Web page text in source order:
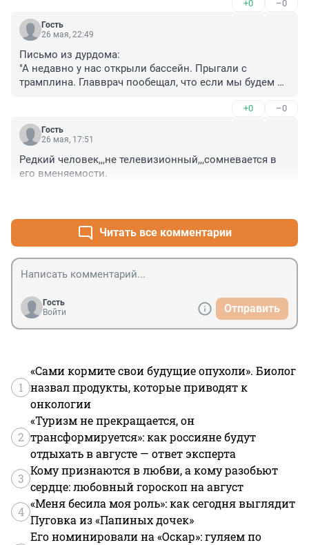
+0 –0
Гость
26 мая, 22:49
Письмо из дурдома:
"А недавно у нас открыли бассейн. Прыгали с
трамплина. Главврач пообещал, что если мы будем
+0 –0
Гость
26 мая, 17:51
Редкий человек,,,не телевизионный,,,сомневается в
его вменяемости.
Читать все комментарии
Гость
Войти
Отправить
1
«Сами кормите свои будущие опухоли». Биолог
назвал продукты, которые приводят к
онкологии
2
«Туризм не прекращается, он
трансформируется»: как россияне будут
отдыхать в августе — ответ эксперта
3
Кому признаются в любви, а кому разобьют
сердце: любовный гороскоп на август
4
«Меня бесила моя роль»: как сегодня выглядит
Пуговка из «Папиных дочек»
Его номинировали на «Оскар»: гуляем по